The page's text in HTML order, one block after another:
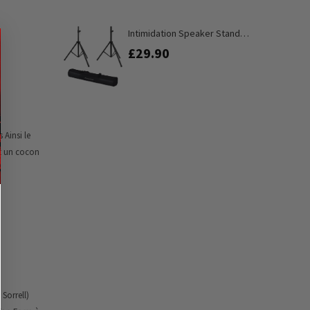
Intimidation Speaker Stand
Carry Bag
£29.90
Ainsi le
un cocon